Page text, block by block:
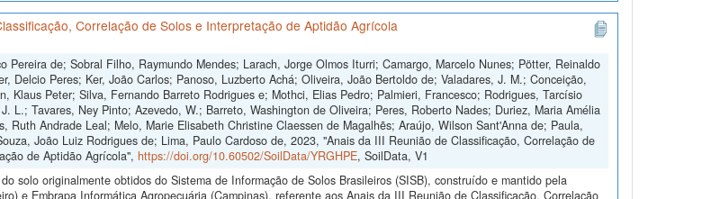
Correlação de Solos e Interpretação de Aptidão Agrícola
Pereira de; Sobral Filho, Raymundo Mendes; Larach, Jorge Olmos Iturri; Camargo, Marcelo Nunes; Pötter, Reinaldo
Delcio Peres; Ker, João Carlos; Panoso, Luzberto Achá; Oliveira, João Bertoldo de; Valadares, J. M.; Conceição,
Klaus Peter; Silva, Fernando Barreto Rodrigues e; Mothci, Elias Pedro; Palmieri, Francesco; Rodrigues, Tarcísio
L.; Tavares, Ney Pinto; Azevedo, W.; Barreto, Washington de Oliveira; Peres, Roberto Nades; Duriez, Maria Amélia
Ruth Andrade Leal; Melo, Marie Elisabeth Christine Claessen de Magalhẽs; Araújo, Wilson Sant'Anna de; Paula,
João Luiz Rodrigues de; Lima, Paulo Cardoso de, 2023, "Anais da III Reunião de Classificação, Correlação de
de Aptidão Agrícola", https://doi.org/10.60502/SoilData/YRGHPE, SoilData, V1
solo originalmente obtidos do Sistema de Informação de Solos Brasileiros (SISB), construído e mantido pela
e Embrapa Informática Agropecuária (Campinas), referente aos Anais da III Reunião de Classificação, Correlação